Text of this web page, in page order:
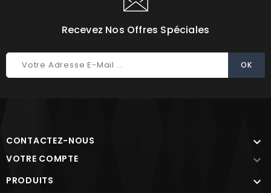
Recevez Nos Offres Spéciales
CONTACTEZ-NOUS 
VOTRE COMPTE 
PRODUITS 